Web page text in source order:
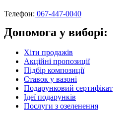
Телефон: 067-447-0040
Допомога у виборі:
Хіти продажів
Акційні пропозиції
Підбір композиції
Ставок у вазоні
Подарунковий сертифікат
Ідеї подарунків
Послуги з озеленення